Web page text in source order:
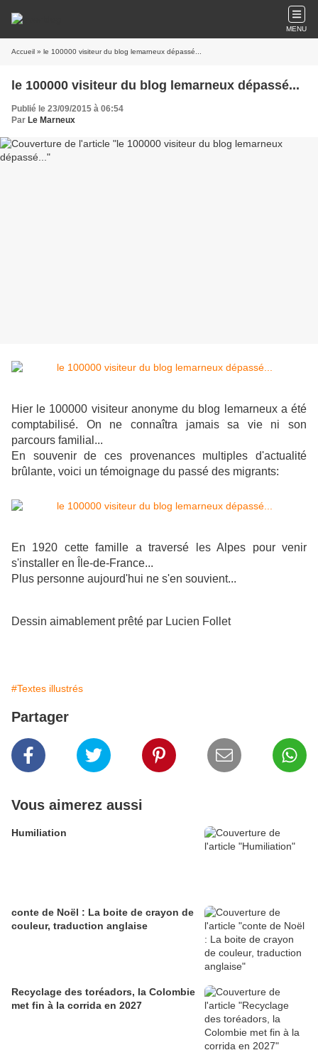
MENU
Accueil » le 100000 visiteur du blog lemarneux dépassé...
le 100000 visiteur du blog lemarneux dépassé...
Publié le 23/09/2015 à 06:54
Par Le Marneux
Hier le 100000 visiteur anonymedu blog lemarneux a été
comptabilisé. On ne connaîtra jamais sa vie ni son
parcours familial...
En souvenir de ces provenances multiples d'actualité
brûlante, voici un témoignage du passé des migrants:
En 1920 cette famille a traversé les Alpes pour venir
s'installer en Île-de-France...
Plus personne aujourd'hui ne s'en souvient...
Dessin aimablement prêté par Lucien Follet
#Textes illustrés
Partager
Vous aimerez aussi
Humiliation
conte de Noël : La boite de crayon de
couleur, traduction anglaise
Recyclage des toréadors, la Colombie
met fin à la corrida en 2027